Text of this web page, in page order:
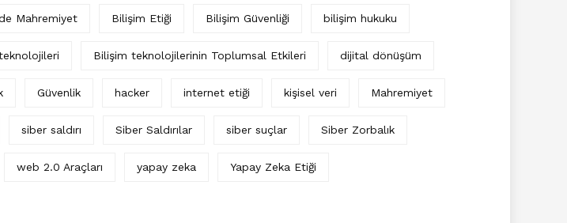
Mahremiyet Bilişim Etiği Bilişim Güvenliği bilişim hukuku
Bilişim teknolojilerinin Toplumsal Etkileri dijital dönüşüm
Güvenlik hacker internet etiği kişisel veri Mahremiyet
siber saldırı Siber Saldırılar siber suçlar Siber Zorbalık
web 2.0 Araçları yapay zeka Yapay Zeka Etiği